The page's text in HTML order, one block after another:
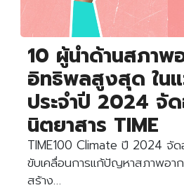
10 ผู้นำด้านสภาพ
อิทธิพลสูงสุด ใน
ประจำปี 2024 จั
นิตยาสาร TIME
TIME100 Climate ปี 2024 จัด
ขับเคลื่อนการแก้ปัญหาสภาพอา
สร้าง…